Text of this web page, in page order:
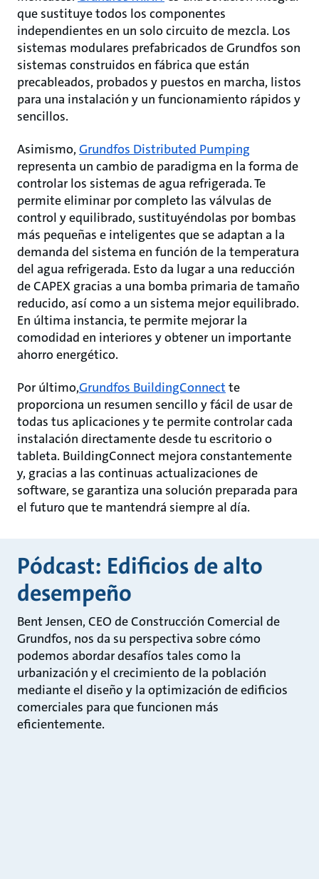
que sustituye todos los componentes
independientes en un solo circuito de mezcla. Los
sistemas modulares prefabricados de Grundfos son
sistemas construidos en fábrica que están
precableados, probados y puestos en marcha, listos
para una instalación y un funcionamiento rápidos y
sencillos.
Asimismo, Grundfos Distributed Pumping
representa un cambio de paradigma en la forma de
controlar los sistemas de agua refrigerada. Te
permite eliminar por completo las válvulas de
control y equilibrado, sustituyéndolas por bombas
más pequeñas e inteligentes que se adaptan a la
demanda del sistema en función de la temperatura
del agua refrigerada. Esto da lugar a una reducción
de CAPEX gracias a una bomba primaria de tamaño
reducido, así como a un sistema mejor equilibrado.
En última instancia, te permite mejorar la
comodidad en interiores y obtener un importante
ahorro energético.
Por último,Grundfos BuildingConnect te
proporciona un resumen sencillo y fácil de usar de
todas tus aplicaciones y te permite controlar cada
instalación directamente desde tu escritorio o
tableta. BuildingConnect mejora constantemente
y, gracias a las continuas actualizaciones de
software, se garantiza una solución preparada para
el futuro que te mantendrá siempre al día.
Pódcast: Edificios de alto
desempeño
Bent Jensen, CEO de Construcción Comercial de
Grundfos, nos da su perspectiva sobre cómo
podemos abordar desafíos tales como la
urbanización y el crecimiento de la población
mediante el diseño y la optimización de edificios
comerciales para que funcionen más
eficientemente.